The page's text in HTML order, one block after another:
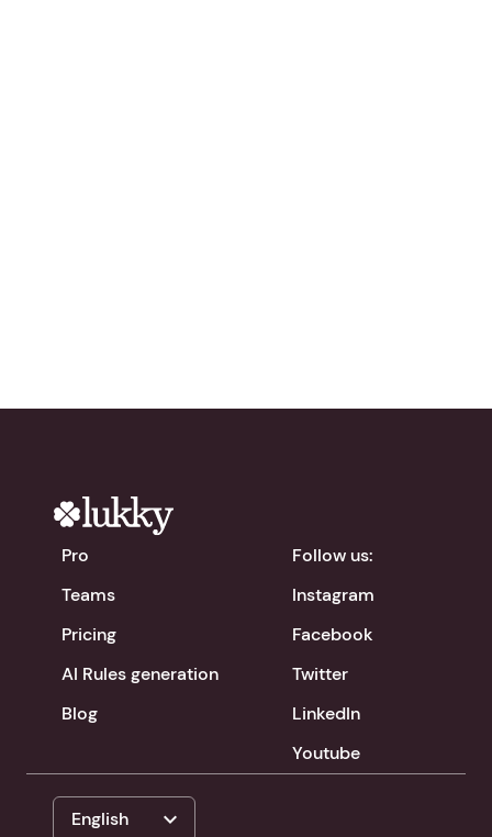
Pro
Teams
Pricing
AI Rules generation
Blog
Follow us:
Instagram
Facebook
Twitter
LinkedIn
Youtube
English expand_more